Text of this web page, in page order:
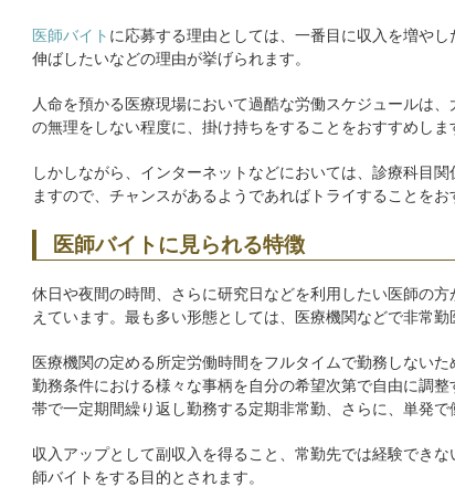
医師バイト に応募する理由としては、一番目に収入を増や
伸ばしたいなどの理由が挙げられます。
人命を預かる医療現場において過酷な労働スケジュールは
の無理をしない程度に、掛け持ちをすることをおすすめしま
しかしながら、インターネットなどにおいては、診療科目
ますので、チャンスがあるようであればトライすることをお
医師バイトに見られる特徴
休日や夜間の時間、さらに研究日などを利用したい医師の方
えています。最も多い形態としては、医療機関などで非常勤
医療機関の定める所定労働時間をフルタイムで勤務しないた
勤務条件における様々な事柄を自分の希望次第で自由に調
帯で一定期間繰り返し勤務する定期非常勤、さらに、単発で
収入アップとして副収入を得ること、常勤先では経験でき
師バイトをする目的とされます。